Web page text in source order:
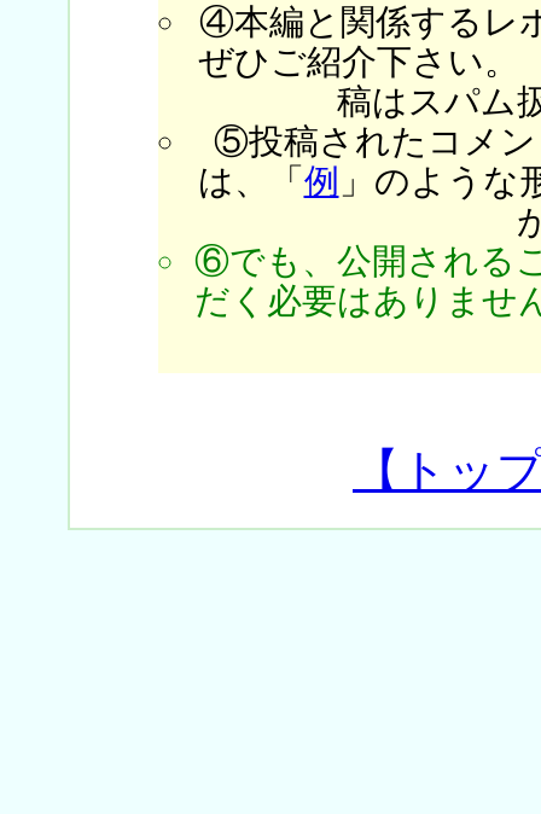
④本編と関係するレ
ぜひご紹介下さい。
稿はスパム
⑤投稿されたコメン
は、「 例 」のような
⑥でも、公開される
だく必要はありませ
【トッ